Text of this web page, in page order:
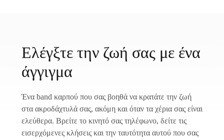
Ελέγξτε την ζωή σας με ένα
άγγιγμα
Ένα band καρπού που σας βοηθά να κρατάτε την ζωή
στα ακροδάχτυλά σας, ακόμη και όταν τα χέρια σας είναι
ελεύθερα. Βρείτε το κινητό σας τηλέφωνο, δείτε τις
εισερχόμενες κλήσεις και την ταυτότητα αυτού που σας